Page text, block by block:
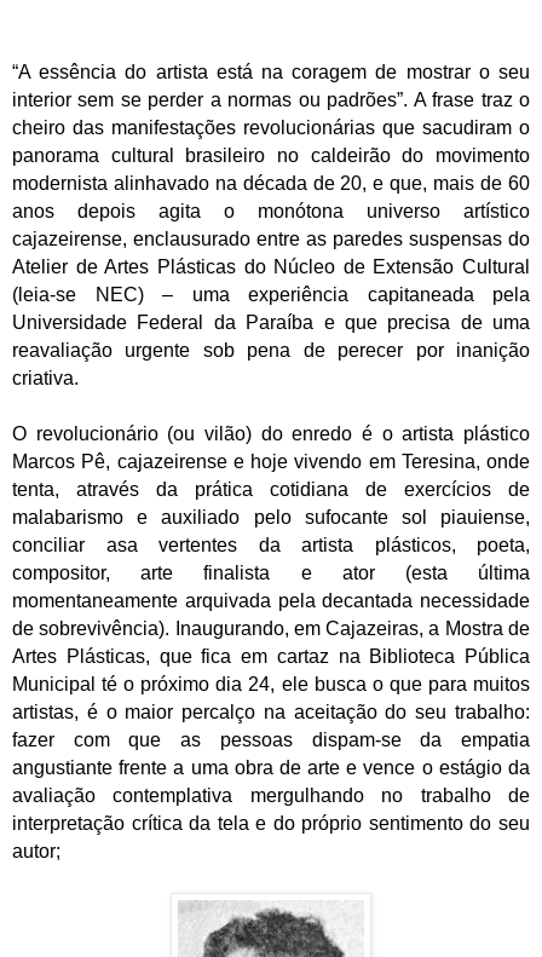
“A essência do artista está na coragem de mostrar o seu
interior sem se perder a normas ou padrões”. A frase traz o
cheiro das manifestações revolucionárias que sacudiram o
panorama cultural brasileiro no caldeirão do movimento
modernista alinhavado na década de 20, e que, mais de 60
anos depois agita o monótona universo artístico
cajazeirense, enclausurado entre as paredes suspensas do
Atelier de Artes Plásticas do Núcleo de Extensão Cultural
(leia-se NEC) – uma experiência capitaneada pela
Universidade Federal da Paraíba e que precisa de uma
reavaliação urgente sob pena de perecer por inanição
criativa.
O revolucionário (ou vilão) do enredo é o artista plástico
Marcos Pê, cajazeirense e hoje vivendo em Teresina, onde
tenta, através da prática cotidiana de exercícios de
malabarismo e auxiliado pelo sufocante sol piauiense,
conciliar asa vertentes da artista plásticos, poeta,
compositor, arte finalista e ator (esta última
momentaneamente arquivada pela decantada necessidade
de sobrevivência). Inaugurando, em Cajazeiras, a Mostra de
Artes Plásticas, que fica em cartaz na Biblioteca Pública
Municipal té o próximo dia 24, ele busca o que para muitos
artistas, é o maior percalço na aceitação do seu trabalho:
fazer com que as pessoas dispam-se da empatia
angustiante frente a uma obra de arte e vence o estágio da
avaliação contemplativa mergulhando no trabalho de
interpretação crítica da tela e do próprio sentimento do seu
autor;